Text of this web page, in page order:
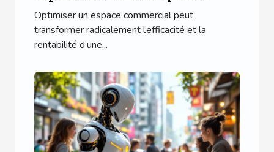
maximiser l'efficacité?
Optimiser un espace commercial peut
transformer radicalement l’efficacité et la
rentabilité d’une...